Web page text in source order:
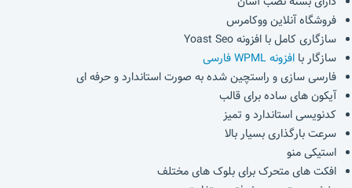
فروشگاه آنلاین ووکامرس
سازگاری کامل با افزونه Yoast Seo
سازگار با افزونه WPML فارسی
فارسی سازی و راستچین شده به صورت استاندارد و حرفه ای
آیکون های ساده برای قالب
کدنویسی استاندارد و تمیز
سرعت بارگذاری بسیار بالا
استیکی منو
افکت های متحرک برای بلوک های مختلف